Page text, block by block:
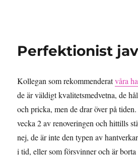
Perfektionist
Kollegan som rekommenderatvåra
de är väldigt kvalitetsmedvetna, de
och pricka, men de drar över på
vecka 2 av renoveringen och hittills
nej, de är inte den typen av
i tid, eller som försvinner och är